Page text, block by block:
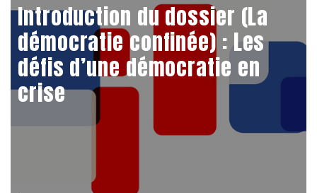
Introduction du dossier (La
démocratie confinée) : Les
défis d’une démocratie en
crise